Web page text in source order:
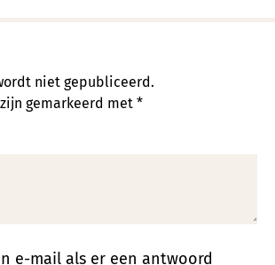
niet gepubliceerd.
gemarkeerd met *
e-mail als er een antwoord